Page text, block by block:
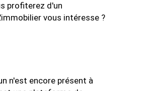
profiterez d'un
vous intéresse ?
n'est encore présent à